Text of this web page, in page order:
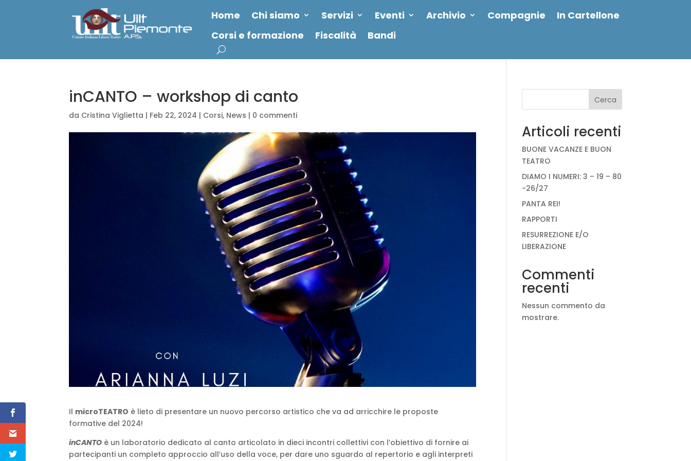
Home Chi siamo Servizi Eventi Archivio Compagnie
In Cartellone
Corsi e formazione
Fiscalità Bandi
inCANTO – workshop di canto
da Cristina Viglietta | Feb 22, 2024 | Corsi, News | 0 commenti
Il microTEATRO è lieto di presentare un nuovo percorso artistico che va ad arricchire le proposte
formative del 2024!
inCANTO è un laboratorio dedicato al canto articolato in dieci incontri collettivi con l’obiettivo di fornire ai
partecipanti un completo approccio all’uso della voce, per dare uno sguardo al repertorio e agli interpreti
Cerca
Articoli recenti
BUONE VACANZE E BUON
TEATRO
DIAMO I NUMERI: 3 – 19 – 80
-26/27
PANTA REI!
RAPPORTI
RESURREZIONE E/O
LIBERAZIONE
Commenti
recenti
Nessun commento da
mostrare.